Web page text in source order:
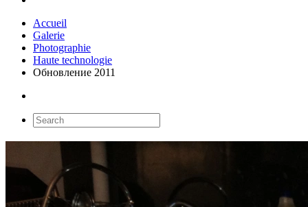
Accueil
Galerie
Photographie
Haute technologie
Обновление 2011